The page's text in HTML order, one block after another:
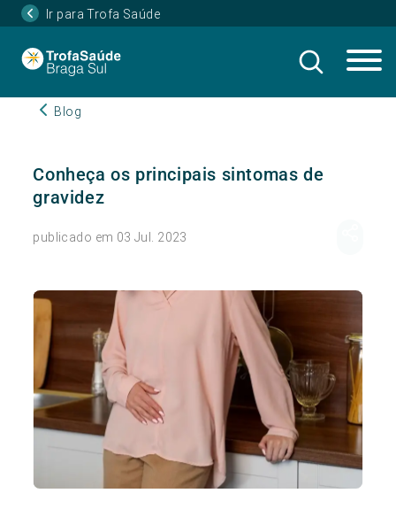
Ir para Trofa Saúde
Blog
Conheça os principais sintomas de
gravidez
publicado em 03 Jul. 2023